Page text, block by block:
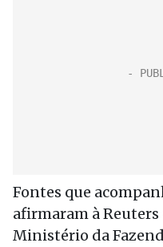
Fontes que
afirmaram à
Ministério da